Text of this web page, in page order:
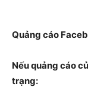
Quảng cáo
Nếu quảng cáo
trạng: